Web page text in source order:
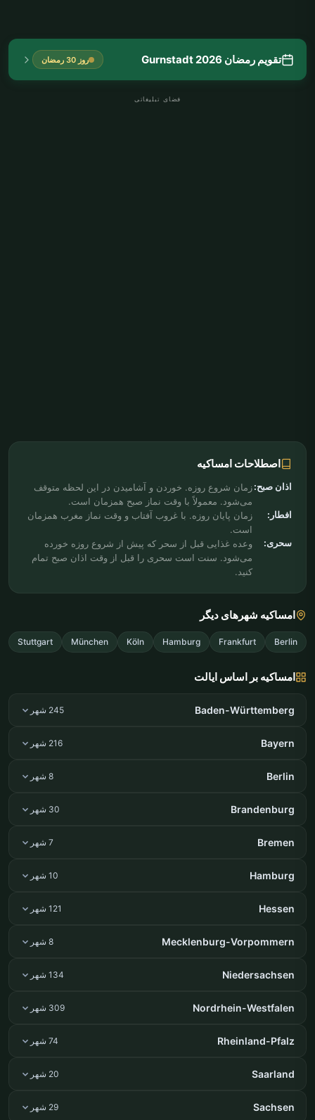
تقویم رمضان Gurnstadt 2026 روز 30 رمضان
فضای تبلیغاتی
اصطلاحات امساکیه
اذان صبح:زمان شروع روزه. خوردن و آشامیدن در این لحظه متوقف
می‌شود. معمولاً با وقت نماز صبح همزمان است.
افطار:
زمان پایان روزه. با غروب آفتاب و وقت نماز مغرب همزمان
است.
سحری:
وعده غذایی قبل از سحر که پیش از شروع روزه خورده
می‌شود. سنت است سحری را قبل از وقت اذان صبح تمام
کنید.
امساکیه شهرهای دیگر
Berlin
Frankfurt
Hamburg
Köln
München
Stuttgart
امساکیه بر اساس ایالت
Baden-Württemberg 245 شهر
Bayern 216 شهر
Berlin 8 شهر
Brandenburg 30 شهر
Bremen 7 شهر
Hamburg 10 شهر
Hessen 121 شهر
Mecklenburg-Vorpommern 8 شهر
Niedersachsen 134 شهر
Nordrhein-Westfalen 309 شهر
Rheinland-Pfalz 74 شهر
Saarland 20 شهر
Sachsen 29 شهر